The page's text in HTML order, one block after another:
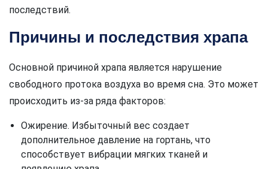
последствий.
Причины и последствия храпа
Основной причиной храпа является нарушение
свободного протока воздуха во время сна. Это может
происходить из-за ряда факторов:
Ожирение. Избыточный вес создает
дополнительное давление на гортань, что
способствует вибрации мягких тканей и